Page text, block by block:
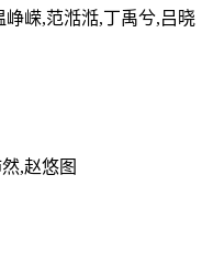
峥嵘,范湉湉,丁禹兮,吕晓
,赵悠图